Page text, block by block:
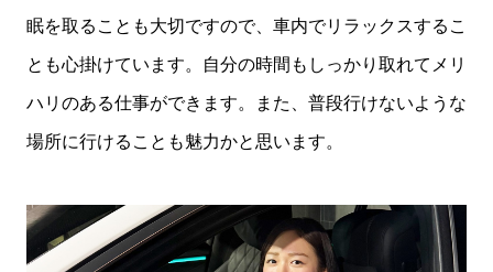
眠を取ることも大切ですので、車内でリラックスするこ
とも心掛けています。自分の時間もしっかり取れてメリ
ハリのある仕事ができます。また、普段行けないような
場所に行けることも魅力かと思います。